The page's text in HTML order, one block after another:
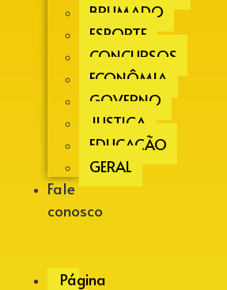
BRUMADO
ESPORTE
CONCURSOS
ECONÔMIA
GOVERNO
JUSTIÇA
EDUCAÇÃO
GERAL
Fale
conosco
Página